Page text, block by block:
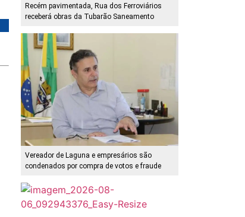
Recém pavimentada, Rua dos Ferroviários
receberá obras da Tubarão Saneamento
Vereador de Laguna e empresários são
condenados por compra de votos e fraude